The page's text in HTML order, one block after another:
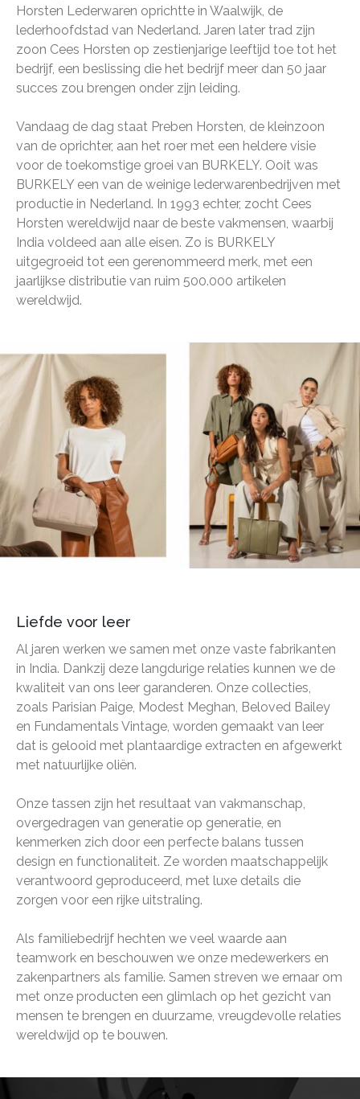
Horsten Lederwaren oprichtte in Waalwijk, de
lederhoofdstad van Nederland. Jaren later trad zijn
zoon Cees Horsten op zestienjarige leeftijd toe tot het
bedrijf, een beslissing die het bedrijf meer dan 50 jaar
succes zou brengen onder zijn leiding.
Vandaag de dag staat Preben Horsten, de kleinzoon
van de oprichter, aan het roer met een heldere visie
voor de toekomstige groei van BURKELY. Ooit was
BURKELY een van de weinige lederwarenbedrijven met
productie in Nederland. In 1993 echter, zocht Cees
Horsten wereldwijd naar de beste vakmensen, waarbij
India voldeed aan alle eisen. Zo is BURKELY
uitgegroeid tot een gerenommeerd merk, met een
jaarlijkse distributie van ruim 500.000 artikelen
wereldwijd.
Liefde voor leer
Al jaren werken we samen met onze vaste fabrikanten
in India. Dankzij deze langdurige relaties kunnen we de
kwaliteit van ons leer garanderen. Onze collecties,
zoals Parisian Paige, Modest Meghan, Beloved Bailey
en Fundamentals Vintage, worden gemaakt van leer
dat is gelooid met plantaardige extracten en afgewerkt
met natuurlijke oliën.
Onze tassen zijn het resultaat van vakmanschap,
overgedragen van generatie op generatie, en
kenmerken zich door een perfecte balans tussen
design en functionaliteit. Ze worden maatschappelijk
verantwoord geproduceerd, met luxe details die
zorgen voor een rijke uitstraling.
Als familiebedrijf hechten we veel waarde aan
teamwork en beschouwen we onze medewerkers en
zakenpartners als familie. Samen streven we ernaar om
met onze producten een glimlach op het gezicht van
mensen te brengen en duurzame, vreugdevolle relaties
wereldwijd op te bouwen.